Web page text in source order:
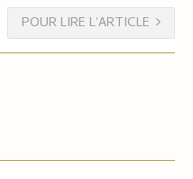
POUR LIRE L'ARTICLE